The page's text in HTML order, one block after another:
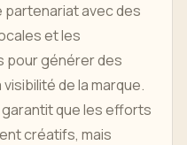
avec des
et les
pour générer des
de la marque.
que les efforts
créatifs, mais